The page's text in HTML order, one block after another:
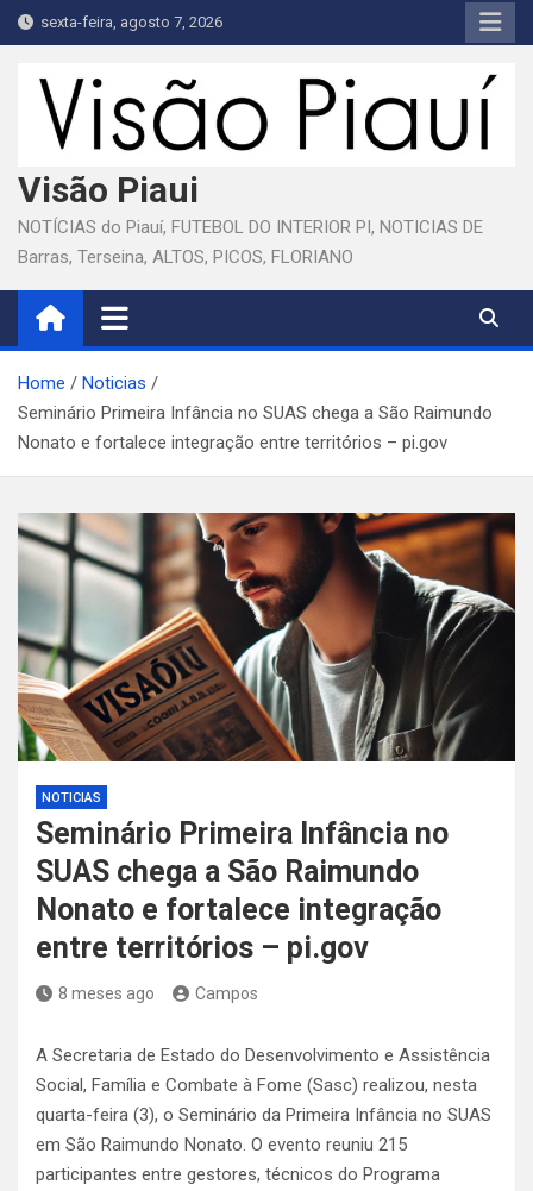
Skip
to
sexta-feira, agosto 7, 2026
Visão Piaui
NOTÍCIAS do Piauí, FUTEBOL DO INTERIOR PI, NOTICIAS DE
Barras, Terseina, ALTOS, PICOS, FLORIANO
Home
Noticias
Seminário Primeira Infância no SUAS chega a São Raimundo
Nonato e fortalece integração entre territórios – pi.gov
NOTICIAS
Seminário Primeira Infância no
SUAS chega a São Raimundo
Nonato e fortalece integração
entre territórios – pi.gov
8 meses ago Campos
A Secretaria de Estado do Desenvolvimento e Assistência
Social, Família e Combate à Fome (Sasc) realizou, nesta
quarta-feira (3), o Seminário da Primeira Infância no SUAS
em São Raimundo Nonato. O evento reuniu 215
participantes entre gestores, técnicos do Programa